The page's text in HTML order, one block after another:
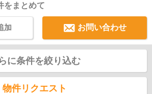
をまとめて
お問い合わせ
加
に条件を絞り込む
物件リクエスト